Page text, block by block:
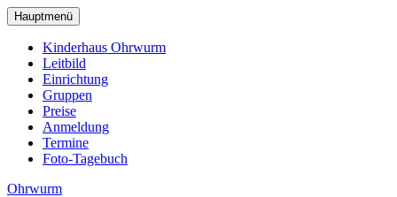
zum
Hauptinhalt
wechseln
Hauptmenü
Kinderhaus Ohrwurm
Leitbild
Einrichtung
Gruppen
Preise
Anmeldung
Termine
Foto-Tagebuch
Ohrwurm